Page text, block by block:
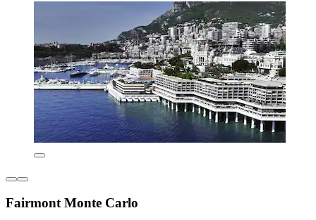
Fairmont Monte Carlo